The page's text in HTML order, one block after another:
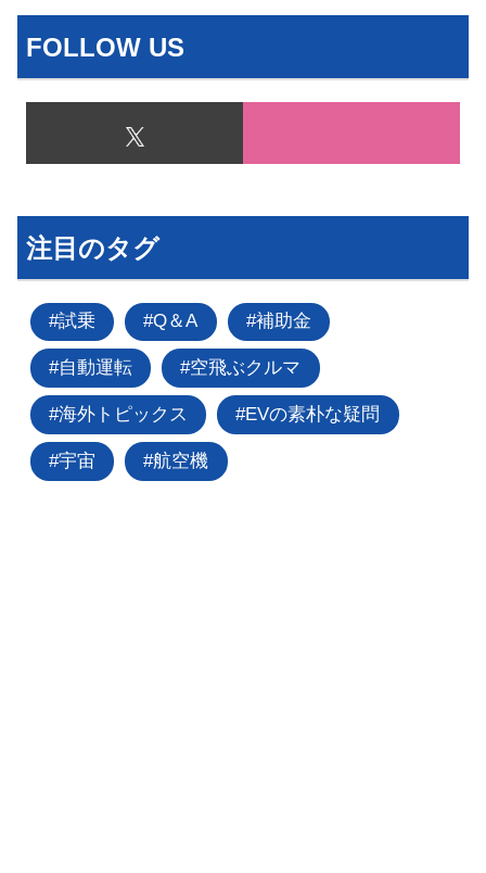
FOLLOW US
注目のタグ
試乗 Q＆A 補助金
自動運転 空飛ぶクルマ
海外トピックス EVの素朴な疑問
宇宙 航空機